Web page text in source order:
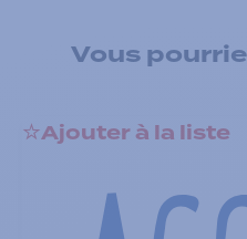
Vous
Ajouter à la liste